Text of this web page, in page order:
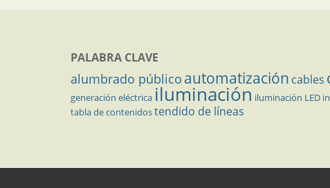
PALABRA CLAVE
alumbrado público automatización cables
generación eléctrica iluminación iluminación LED
tabla de contenidostendido de líneas